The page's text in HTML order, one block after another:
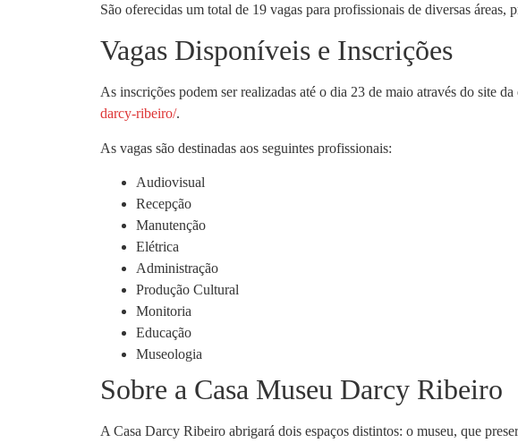
São oferecidas um total de 19 vagas para profissionais de diversas
Vagas Disponíveis e Inscrições
As inscrições podem ser realizadas até o dia 23 de maio através do site
darcy-ribeiro/.
As vagas são destinadas aos seguintes profissionais:
Audiovisual
Recepção
Manutenção
Elétrica
Administração
Produção Cultural
Monitoria
Educação
Museologia
Sobre a Casa Museu Darcy Ribeiro
A Casa Darcy Ribeiro abrigará dois espaços distintos: o museu, que